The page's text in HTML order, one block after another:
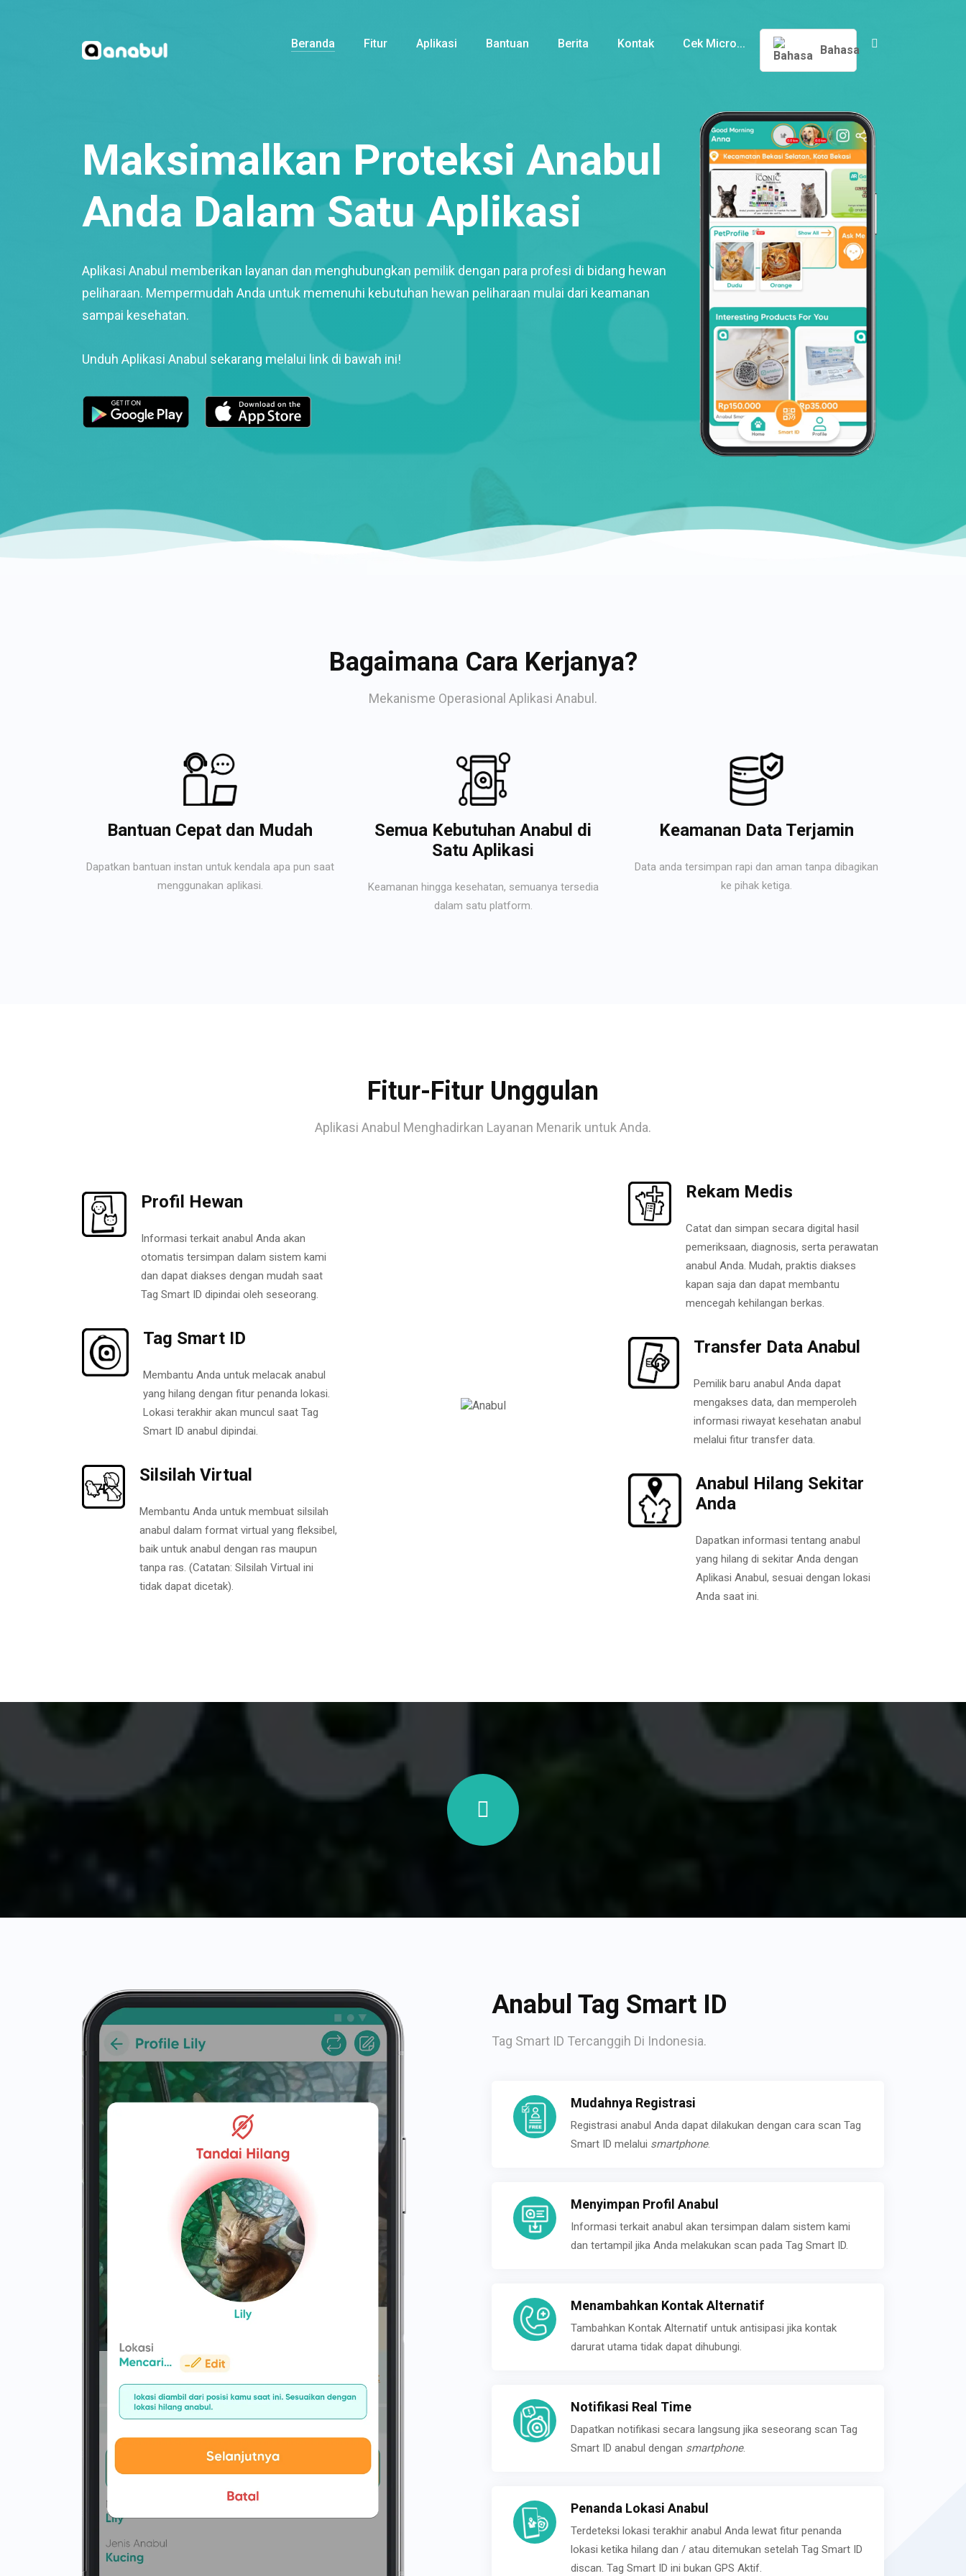
Beranda Fitur Aplikasi Bantuan Berita Kontak Cek Micro... Bahasa
Maksimalkan Proteksi Anabul
Anda Dalam Satu Aplikasi
Aplikasi Anabul memberikan layanan dan menghubungkan pemilik dengan para profesi di bidang hewan
peliharaan. Mempermudah Anda untuk memenuhi kebutuhan hewan peliharaan mulai dari keamanan
sampai kesehatan.
Unduh Aplikasi Anabul sekarang melalui link di bawah ini!
Bagaimana Cara Kerjanya?
Mekanisme Operasional Aplikasi Anabul.
Bantuan Cepat dan Mudah
Dapatkan bantuan instan untuk kendala apa pun saat
menggunakan aplikasi.
Semua Kebutuhan Anabul di
Satu Aplikasi
Keamanan hingga kesehatan, semuanya tersedia
dalam satu platform.
Keamanan Data Terjamin
Data anda tersimpan rapi dan aman tanpa dibagikan
ke pihak ketiga.
Fitur-Fitur Unggulan
Aplikasi Anabul Menghadirkan Layanan Menarik untuk Anda.
Profil Hewan
Informasi terkait anabul Anda akan
otomatis tersimpan dalam sistem kami
dan dapat diakses dengan mudah saat
Tag Smart ID dipindai oleh seseorang.
Tag Smart ID
Membantu Anda untuk melacak anabul
yang hilang dengan fitur penanda lokasi.
Lokasi terakhir akan muncul saat Tag
Smart ID anabul dipindai.
Silsilah Virtual
Membantu Anda untuk membuat silsilah
anabul dalam format virtual yang fleksibel,
baik untuk anabul dengan ras maupun
tanpa ras. (Catatan: Silsilah Virtual ini
tidak dapat dicetak).
Rekam Medis
Catat dan simpan secara digital hasil
pemeriksaan, diagnosis, serta perawatan
anabul Anda. Mudah, praktis diakses
kapan saja dan dapat membantu
mencegah kehilangan berkas.
Transfer Data Anabul
Pemilik baru anabul Anda dapat
mengakses data, dan memperoleh
informasi riwayat kesehatan anabul
melalui fitur transfer data.
Anabul Hilang Sekitar
Anda
Dapatkan informasi tentang anabul
yang hilang di sekitar Anda dengan
Aplikasi Anabul, sesuai dengan lokasi
Anda saat ini.
Anabul Tag Smart ID
Tag Smart ID Tercanggih Di Indonesia.
Mudahnya Registrasi
Registrasi anabul Anda dapat dilakukan dengan cara scan Tag
Smart ID melalui smartphone.
Menyimpan Profil Anabul
Informasi terkait anabul akan tersimpan dalam sistem kami
dan tertampil jika Anda melakukan scan pada Tag Smart ID.
Menambahkan Kontak Alternatif
Tambahkan Kontak Alternatif untuk antisipasi jika kontak
darurat utama tidak dapat dihubungi.
Notifikasi Real Time
Dapatkan notifikasi secara langsung jika seseorang scan Tag
Smart ID anabul dengan smartphone.
Penanda Lokasi Anabul
Terdeteksi lokasi terakhir anabul Anda lewat fitur penanda
lokasi ketika hilang dan / atau ditemukan setelah Tag Smart ID
discan. Tag Smart ID ini bukan GPS Aktif.